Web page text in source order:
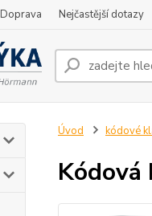
Doprava Nejčastější dotazy
Úvod kódové